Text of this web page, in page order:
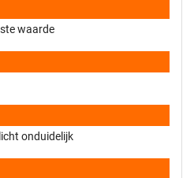
waarde
onduidelijk